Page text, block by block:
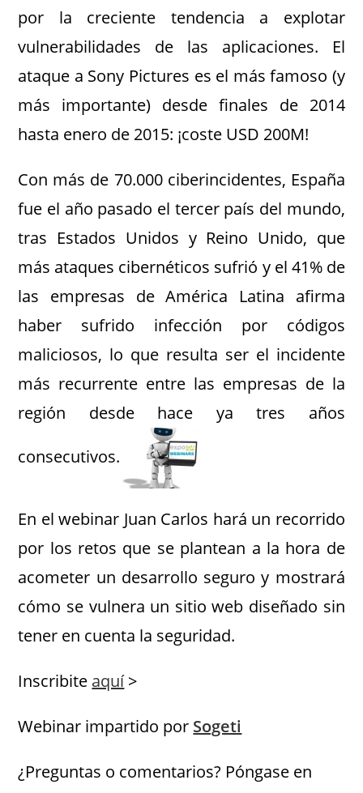
por la creciente tendencia a explotar
vulnerabilidades de las aplicaciones. El
ataque a Sony Pictures es el más famoso (y
más importante) desde finales de 2014
hasta enero de 2015: ¡coste USD 200M!
Con más de 70.000 ciberincidentes, España
fue el año pasado el tercer país del mundo,
tras Estados Unidos y Reino Unido, que
más ataques cibernéticos sufrió y el 41% de
las empresas de América Latina afirma
haber sufrido infección por códigos
maliciosos, lo que resulta ser el incidente
más recurrente entre las empresas de la
región desde hace ya tres años
consecutivos.
En el webinar Juan Carlos hará un recorrido
por los retos que se plantean a la hora de
acometer un desarrollo seguro y mostrará
cómo se vulnera un sitio web diseñado sin
tener en cuenta la seguridad.
Inscribite aquí>
Webinar impartido por Sogeti
¿Preguntas o comentarios? Póngase en